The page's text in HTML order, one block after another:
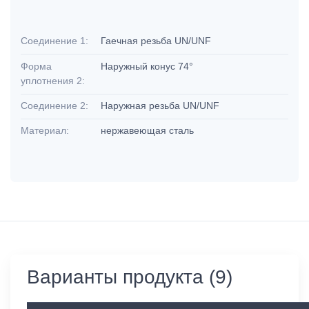
Соединение 1: Гаечная резьба UN/UNF
Форма
уплотнения 2:
Наружный конус 74°
Соединение 2: Наружная резьба UN/UNF
Материал: нержавеющая сталь
Варианты продукта (9)